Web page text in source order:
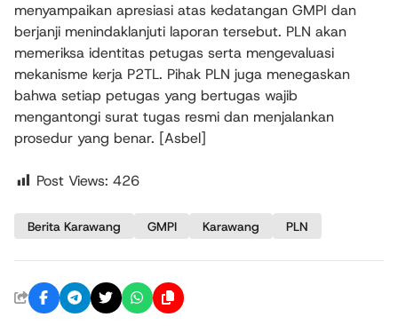
menyampaikan apresiasi atas kedatangan GMPI dan
berjanji menindaklanjuti laporan tersebut. PLN akan
memeriksa identitas petugas serta mengevaluasi
mekanisme kerja P2TL. Pihak PLN juga menegaskan
bahwa setiap petugas yang bertugas wajib
mengantongi surat tugas resmi dan menjalankan
prosedur yang benar. [Asbel]
Post Views: 426
Berita Karawang GMPI Karawang PLN